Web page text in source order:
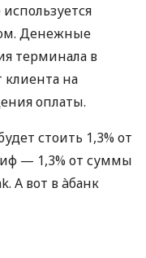
Денежные
терминала в
клиента на
оплаты.
стоить 1,3% от
— 1,3% от суммы
А вот в àбанк